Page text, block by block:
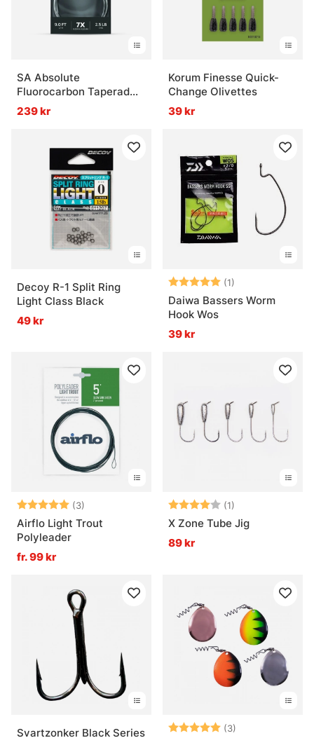
SA Absolute
Fluorocarbon Taperad
Tafs 9'
239 kr
Korum Finesse Quick-
Change Olivettes
39 kr
Decoy R-1 Split Ring
Light Class Black
49 kr
Betyg: (1)
Daiwa Bassers Worm
Hook Wos
39 kr
Betyg: (3)
5.0 utav 5 stjärnor
Airflo Light Trout
Polyleader
fr. 99 kr
Betyg: (1)
X Zone Tube Jig
89 kr
Svartzonker Black Series
Betyg: (3)